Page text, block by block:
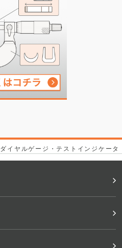
ダイヤルゲージ・テストインジケー